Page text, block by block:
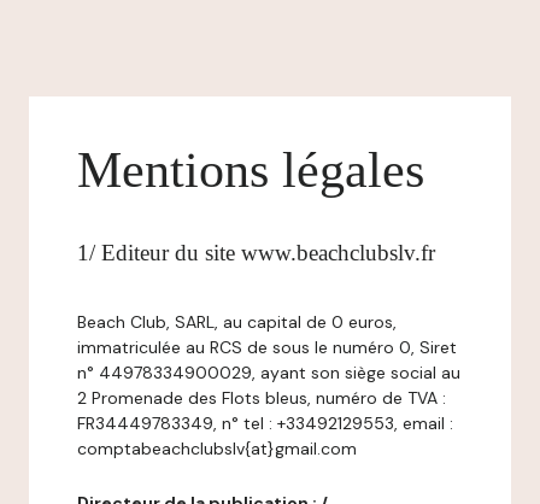
Mentions légales
1/ Editeur du site www.beachclubslv.fr
Beach Club, SARL, au capital de 0 euros,
immatriculée au RCS de sous le numéro 0, Siret
n° 44978334900029, ayant son siège social au
2 Promenade des Flots bleus, numéro de TVA :
FR34449783349, n° tel : +33492129553, email :
comptabeachclubslv{at}gmail.com